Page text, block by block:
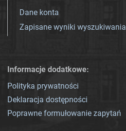
Dane konta
Zapisane wyniki wyszukiwania
Informacje dodatkowe:
Polityka prywatności
Deklaracja dostępności
Poprawne formułowanie zapytań